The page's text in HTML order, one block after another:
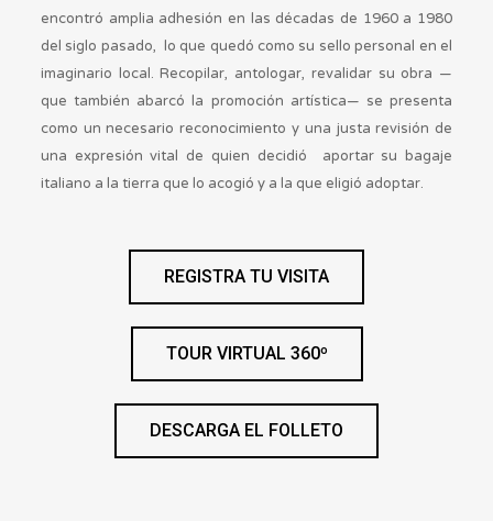
encontró amplia adhesión en las décadas de 1960 a 1980
del siglo pasado, lo que quedó como su sello personal en el
imaginario local. Recopilar, antologar, revalidar su obra —
que también abarcó la promoción artística— se presenta
como un necesario reconocimiento y una justa revisión de
una expresión vital de quien decidió aportar su bagaje
italiano a la tierra que lo acogió y a la que eligió adoptar.
REGISTRA TU VISITA
TOUR VIRTUAL 360º
DESCARGA EL FOLLETO